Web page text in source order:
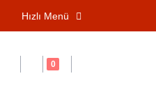
Hızlı Menü
0